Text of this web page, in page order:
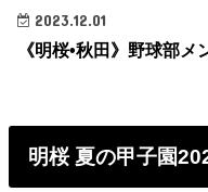
2023.12.01
《明桜•秋田》野球部メ
明桜 夏の甲子園